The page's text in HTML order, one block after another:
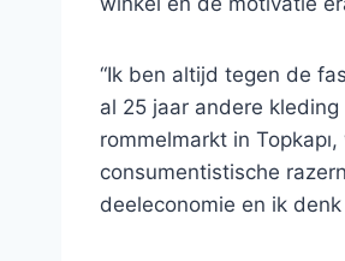
“Ik ben altijd tegen de
al 25 jaar andere
rommelmarkt in
consumentistische
deeleconomie en ik